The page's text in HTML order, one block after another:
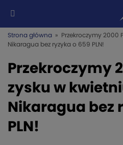
Strona główna » Przekroczymy 2000
Nikaragua bez ryzyka o 659 PLN!
Przekroczymy
zysku w
Nikaragua bez
PLN!